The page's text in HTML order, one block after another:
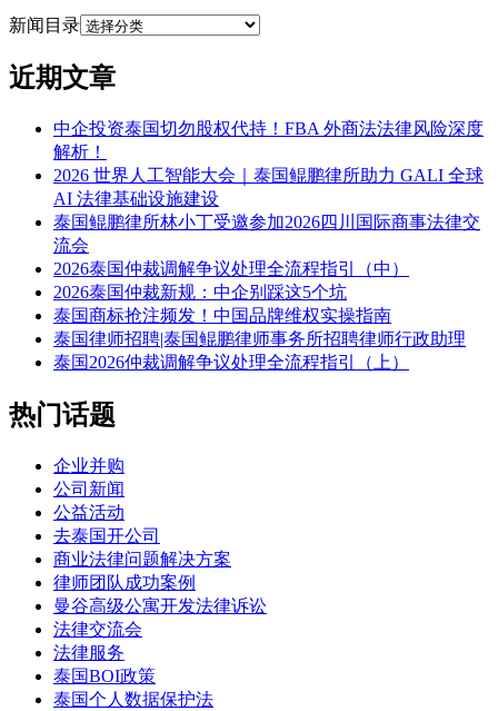
新闻目录
近期文章
中企投资泰国切勿股权代持！FBA 外商法法律风险深度
解析！
2026 世界人工智能大会｜泰国鲲鹏律所助力 GALI 全球
AI 法律基础设施建设
泰国鲲鹏律所林小丁受邀参加2026四川国际商事法律交
流会
2026泰国仲裁调解争议处理全流程指引（中）
2026泰国仲裁新规：中企别踩这5个坑
泰国商标抢注频发！中国品牌维权实操指南
泰国律师招聘|泰国鲲鹏律师事务所招聘律师行政助理
泰国2026仲裁调解争议处理全流程指引（上）
热门话题
企业并购
公司新闻
公益活动
去泰国开公司
商业法律问题解决方案
律师团队成功案例
曼谷高级公寓开发法律诉讼
法律交流会
法律服务
泰国BOI政策
泰国个人数据保护法